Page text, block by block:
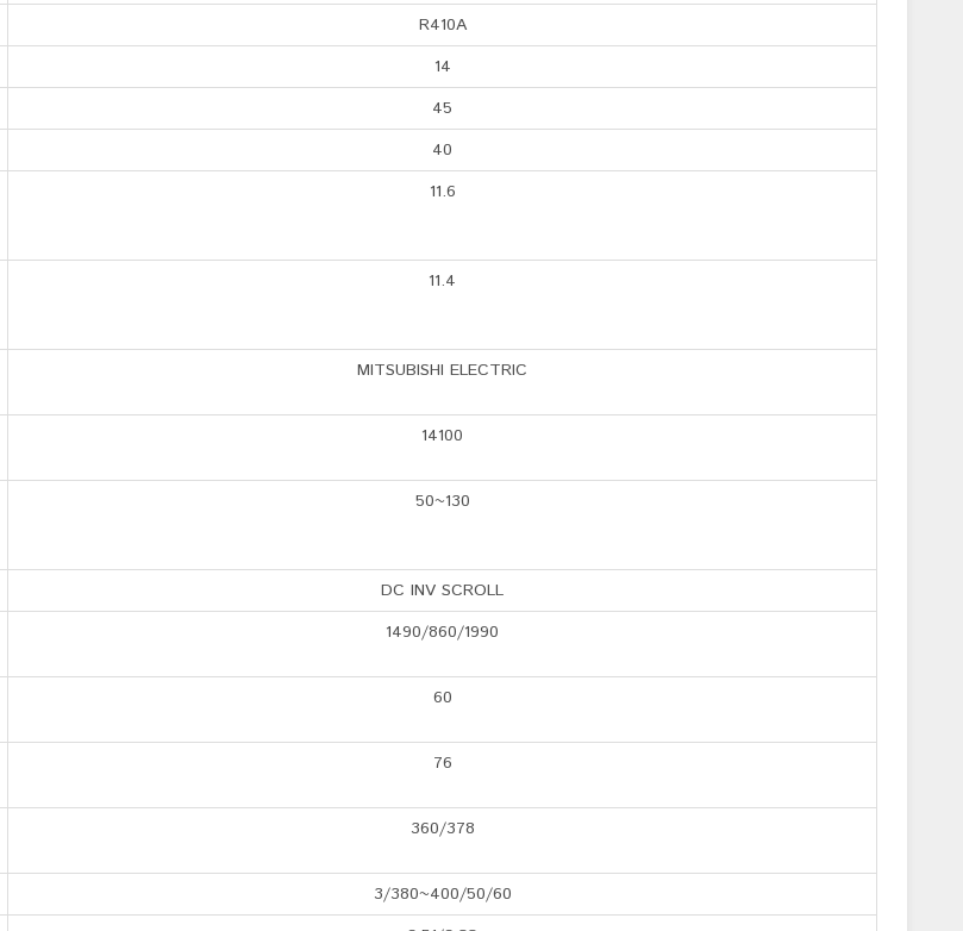
R410A
14
45
40
11.6
11.4
MITSUBISHI ELECTRIC
14100
50~130
DC INV SCROLL
1490/860/1990
60
76
360/378
3/380~400/50/60